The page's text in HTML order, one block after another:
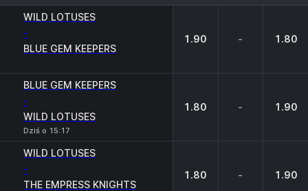
WILD LOTUSES
-
BLUE GEM KEEPERS
1.90 - 1.80
BLUE GEM KEEPERS
-
WILD LOTUSES
Dziś o 15:17
1.80 - 1.90
WILD LOTUSES
-
THE EMPRESS KNIGHTS
1.80 - 1.90